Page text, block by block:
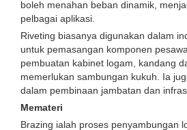
boleh menahan beban dinamik,
pelbagai aplikasi.
Riveting biasanya digunakan dalam
untuk pemasangan komponen
pembuatan kabinet logam, kandang
memerlukan sambungan kukuh. Ia
dalam pembinaan jambatan dan
Memateri
Brazing ialah proses penyambungan